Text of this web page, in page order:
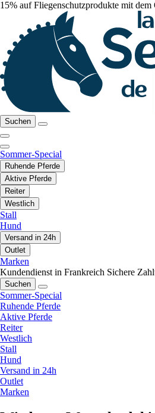
15% auf Fliegenschutzprodukte mit dem
Suchen
Sommer-Special
Ruhende Pferde
Aktive Pferde
Reiter
Westlich
Stall
Hund
Versand in 24h
Outlet
Marken
Kundendienst in Frankreich Sichere
Suchen
Sommer-Special
Ruhende Pferde
Aktive Pferde
Reiter
Westlich
Stall
Hund
Versand in 24h
Outlet
Marken